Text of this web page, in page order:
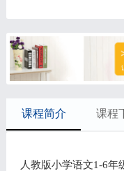
课程简介 课程
人教版小学语文1-6年